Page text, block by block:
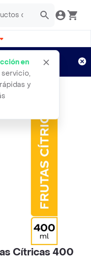
en
y
Aplican TyC
Cítricas 400